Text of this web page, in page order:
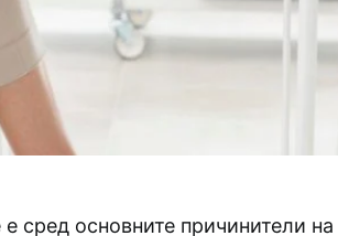
сред основните причинители на